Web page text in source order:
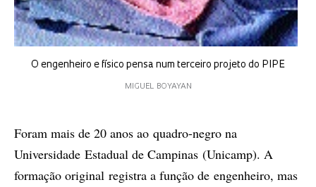
O engenheiro e físico pensa num terceiro projeto do PIPE
MIGUEL BOYAYAN
Foram mais de 20 anos ao quadro-negro na
Universidade Estadual de Campinas (Unicamp). A
formação original registra a função de engenheiro, mas